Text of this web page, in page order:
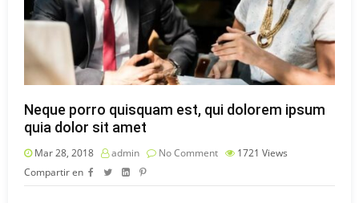
Neque porro quisquam est, qui dolorem ipsum
quia dolor sit amet
Mar 28, 2018 admin No Comment 1721 Views
Compartir en